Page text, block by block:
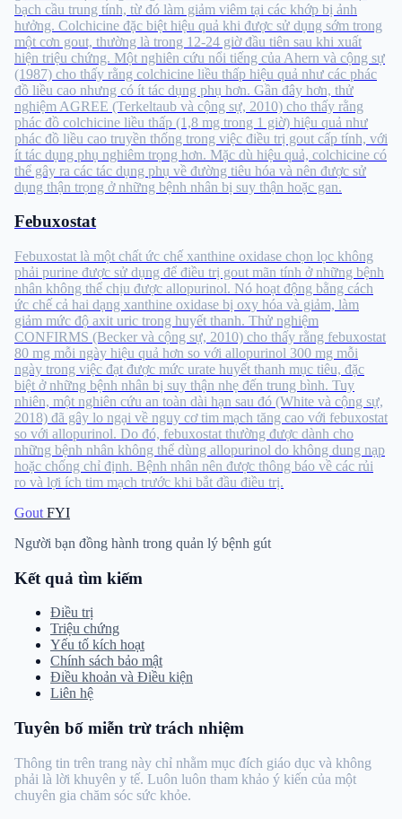
bạch cầu trung tính, từ đó làm giảm viêm tại các khớp bị ảnh
hưởng. Colchicine đặc biệt hiệu quả khi được sử dụng sớm trong
một cơn gout, thường là trong 12-24 giờ đầu tiên sau khi xuất
hiện triệu chứng. Một nghiên cứu nổi tiếng của Ahern và cộng sự
(1987) cho thấy rằng colchicine liều thấp hiệu quả như các phác
đồ liều cao nhưng có ít tác dụng phụ hơn. Gần đây hơn, thử
nghiệm AGREE (Terkeltaub và cộng sự, 2010) cho thấy rằng
phác đồ colchicine liều thấp (1,8 mg trong 1 giờ) hiệu quả như
phác đồ liều cao truyền thống trong việc điều trị gout cấp tính, với
ít tác dụng phụ nghiêm trọng hơn. Mặc dù hiệu quả, colchicine có
thể gây ra các tác dụng phụ về đường tiêu hóa và nên được sử
dụng thận trọng ở những bệnh nhân bị suy thận hoặc gan.
Febuxostat
Febuxostat là một chất ức chế xanthine oxidase chọn lọc không
phải purine được sử dụng để điều trị gout mãn tính ở những bệnh
nhân không thể chịu được allopurinol. Nó hoạt động bằng cách
ức chế cả hai dạng xanthine oxidase bị oxy hóa và giảm, làm
giảm mức độ axit uric trong huyết thanh. Thử nghiệm
CONFIRMS (Becker và cộng sự, 2010) cho thấy rằng febuxostat
80 mg mỗi ngày hiệu quả hơn so với allopurinol 300 mg mỗi
ngày trong việc đạt được mức urate huyết thanh mục tiêu, đặc
biệt ở những bệnh nhân bị suy thận nhẹ đến trung bình. Tuy
nhiên, một nghiên cứu an toàn dài hạn sau đó (White và cộng sự,
2018) đã gây lo ngại về nguy cơ tim mạch tăng cao với febuxostat
so với allopurinol. Do đó, febuxostat thường được dành cho
những bệnh nhân không thể dùng allopurinol do không dung nạp
hoặc chống chỉ định. Bệnh nhân nên được thông báo về các rủi
ro và lợi ích tim mạch trước khi bắt đầu điều trị.
Gout FYI
Người bạn đồng hành trong quản lý bệnh gút
Kết quả tìm kiếm
Điều trị
Triệu chứng
Yếu tố kích hoạt
Chính sách bảo mật
Điều khoản và Điều kiện
Liên hệ
Tuyên bố miễn trừ trách nhiệm
Thông tin trên trang này chỉ nhằm mục đích giáo dục và không
phải là lời khuyên y tế. Luôn luôn tham khảo ý kiến ​​​​của một
chuyên gia chăm sóc sức khỏe.